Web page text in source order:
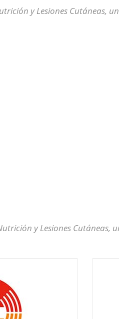
y Lesiones Cutáneas,
y Lesiones Cutáneas,